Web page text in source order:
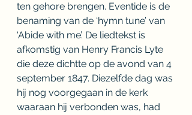
ten gehore brengen. Eventide is de
benaming van de ‘hymn tune’ van
‘Abide with me’. De liedtekst is
afkomstig van Henry Francis Lyte
die deze dichtte op de avond van 4
september 1847. Diezelfde dag was
hij nog voorgegaan in de kerk
waaraan hij verbonden was, had